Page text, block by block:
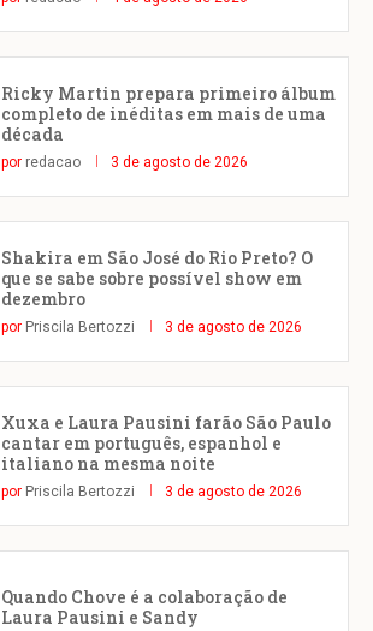
Ricky Martin prepara primeiro álbum
completo de inéditas em mais de uma
década
por redacao 3 de agosto de 2026
Shakira em São José do Rio Preto? O
que se sabe sobre possível show em
dezembro
por Priscila Bertozzi 3 de agosto de 2026
Xuxa e Laura Pausini farão São Paulo
cantar em português, espanhol e
italiano na mesma noite
por Priscila Bertozzi 3 de agosto de 2026
Quando Chove é a colaboração de
Laura Pausini e Sandy